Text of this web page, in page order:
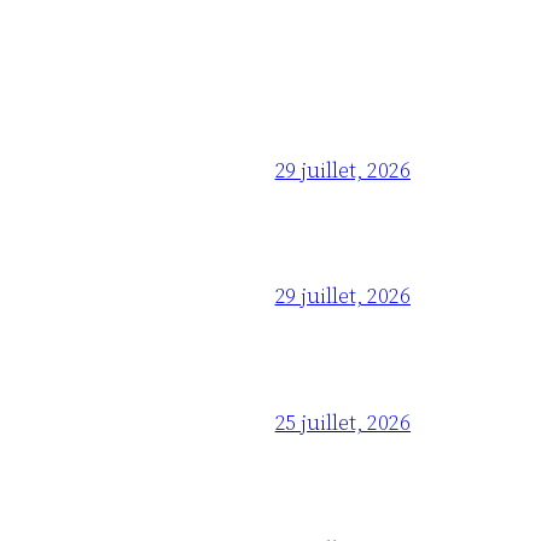
29 juillet, 2026
29 juillet, 2026
25 juillet, 2026